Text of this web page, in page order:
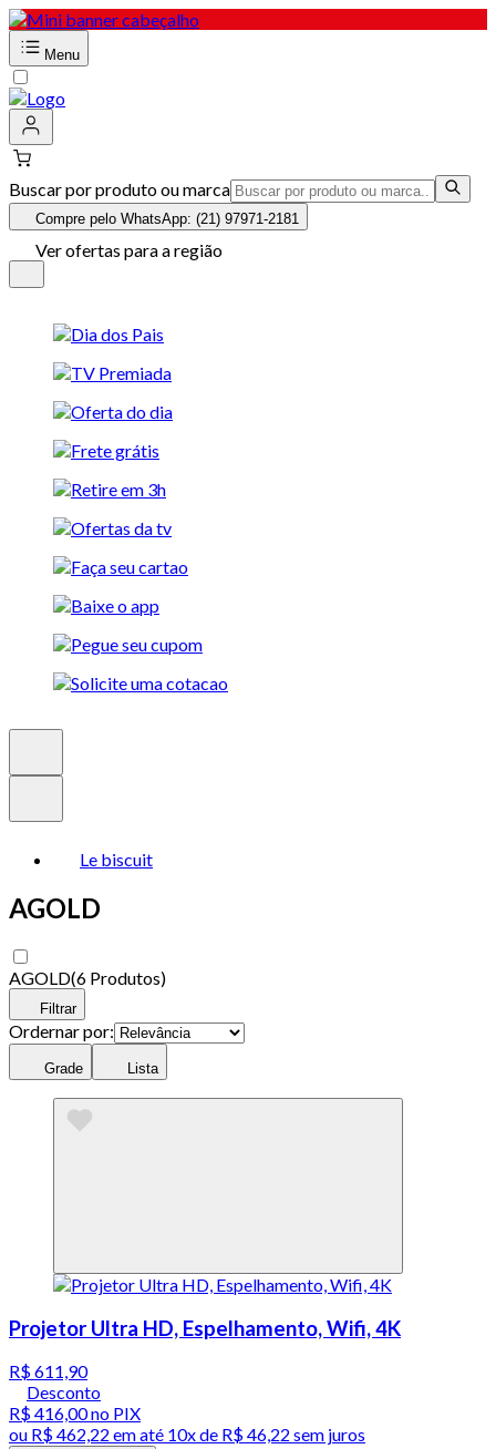
Menu
Buscar por produto ou marca
Compre pelo WhatsApp: (21) 97971-2181
Ver ofertas para a região
Le biscuit
AGOLD
AGOLD(6 Produtos)
Filtrar
Ordernar por:
Grade Lista
Projetor Ultra HD, Espelhamento, Wifi, 4K
R$ 611,90
Desconto
R$ 416,00no PIX
ou R$ 462,22 em até 10x de R$ 46,22 sem juros